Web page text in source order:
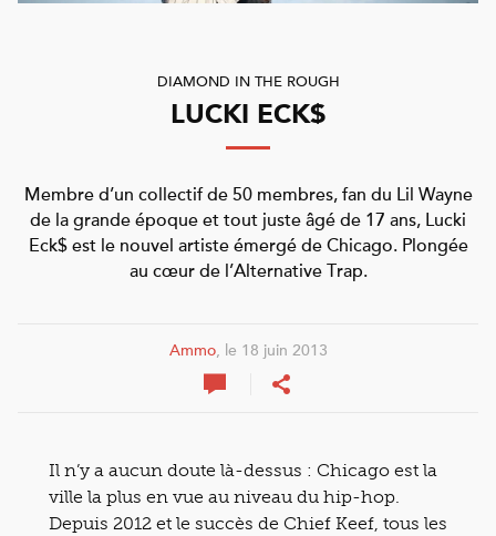
DIAMOND IN THE ROUGH
LUCKI ECK$
Membre d’un collectif de 50 membres, fan du Lil Wayne
de la grande époque et tout juste âgé de 17 ans, Lucki
Eck$ est le nouvel artiste émergé de Chicago. Plongée
au cœur de l’Alternative Trap.
Ammo, le 18 juin 2013
Il n’y a aucun doute là-dessus : Chicago est la
ville la plus en vue au niveau du hip-hop.
Depuis 2012 et le succès de Chief Keef, tous les